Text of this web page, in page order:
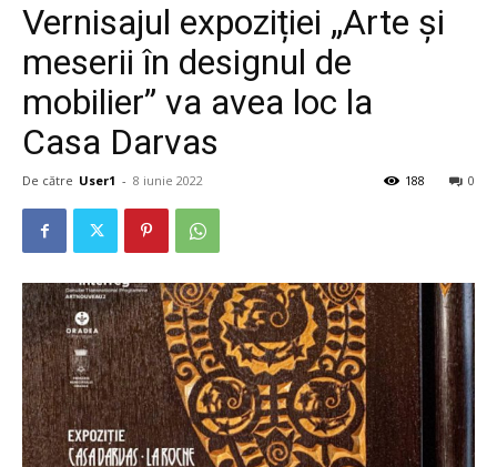
Vernisajul expoziției „Arte și
meserii în designul de
mobilier” va avea loc la
Casa Darvas
De către User1 - 8 iunie 2022 0
188